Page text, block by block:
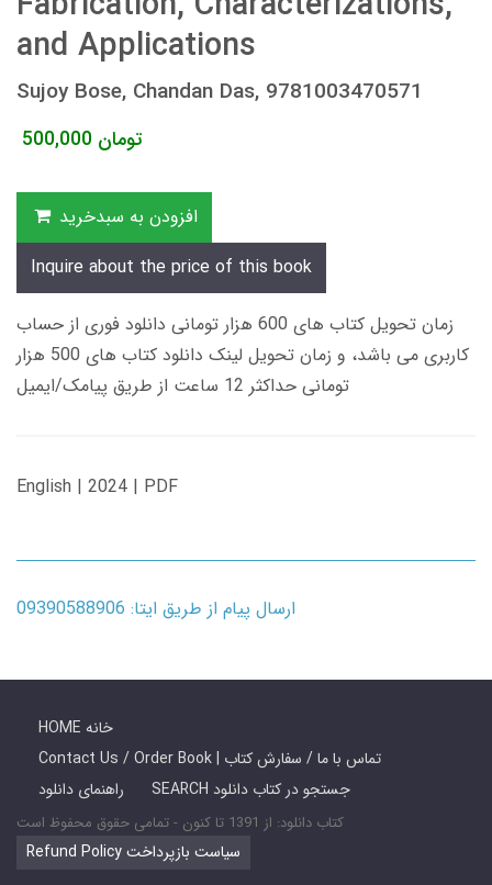
and Applications
Sujoy Bose, Chandan Das, 9781003470571
500,000 تومان
افزودن به سبدخرید
Inquire about the price of this book
زمان تحویل کتاب های 600 هزار تومانی دانلود فوری از حساب
کاربری می باشد، و زمان تحویل لینک دانلود کتاب های 500 هزار
تومانی حداکثر 12 ساعت از طریق پیامک/ایمیل
English | 2024 | PDF
ارسال پیام از طریق ایتا: 09390588906
HOME خانه
Contact Us / Order Book | تماس با ما / سفارش کتاب
راهنمای دانلود
SEARCH جستجو در کتاب دانلود
کتاب دانلود: از 1391 تا کنون - تمامی حقوق محفوظ است
Refund Policy سیاست بازپرداخت